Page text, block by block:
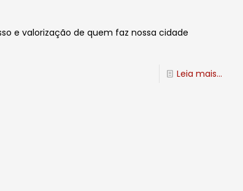
e valorização de quem faz nossa cidade
Leia mais...